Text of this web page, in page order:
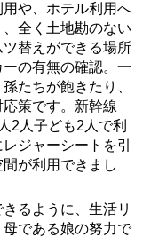
や、ホテル利用へ
全く土地勘のない
替えができる場所
の有無の確認。一
たちが飽きたり、
策です。新幹線
2 人子ども2 人で利
ジャーシートを引
が利用できまし
るように、生活リ
である娘の努力で